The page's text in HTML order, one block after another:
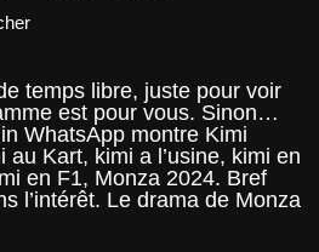
temps libre, juste pour voir
est pour vous. Sinon…
WhatsApp montre Kimi
Kart, kimi a l’usine, kimi en
en F1, Monza 2024. Bref
l’intérêt. Le drama de Monza